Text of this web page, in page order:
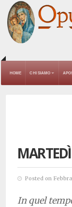
HOME CHI SIAMO
Posted on
In quel